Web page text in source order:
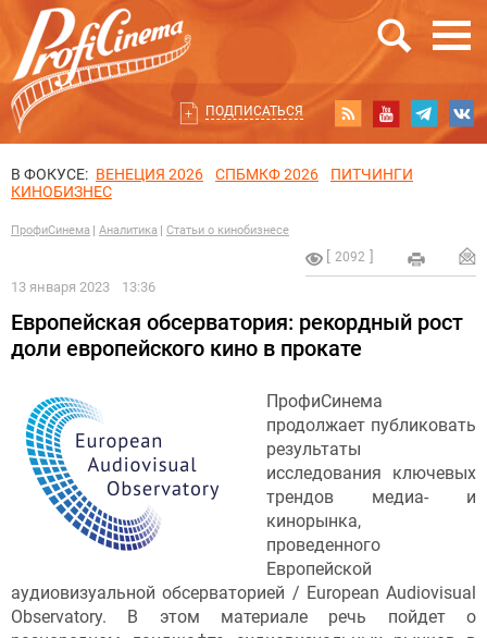
ПОДПИСАТЬСЯ
В ФОКУСЕ: ВЕНЕЦИЯ 2026 СПБМКФ 2026
ПИТЧИНГИ
КИНОБИЗНЕС
ПрофиСинема Аналитика Статьи о кинобизнесе
2092
13 января 2023 13:36
Европейская обсерватория: рекордный рост
доли европейского кино в прокате
ПрофиСинема
продолжает публиковать
результаты
исследования ключевых
трендов медиа- и
кинорынка,
проведенного
Европейской
аудиовизуальной обсерваторией / European Audiovisual
Observatory. В этом материале речь пойдет о